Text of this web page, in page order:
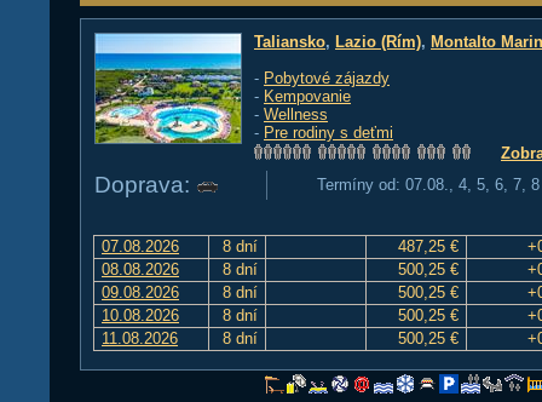
Taliansko, Lazio (Rím), Montalto
- Pobytové zájazdy
- Kempovanie
- Wellness
- Pre rodiny s deťmi
Doprava: Termíny od: 07.08., 4, 5, 6, 7,
07.08.2026 8 dní 487,25 €
08.08.2026
8 dní 500,25 €
09.08.2026
8 dní 500,25 €
10.08.2026
8 dní 500,25 €
11.08.2026
8 dní 500,25 €